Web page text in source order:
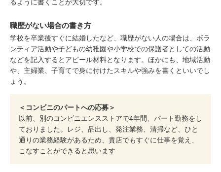
るように書くことが大切です。
職歴がない場合の書き方
学校を卒業後すぐに結婚したなど、職歴がない人の場合は、ボラ
ンティア活動や子どもの幼稚園や小学校での保護者としての活動
などを記入するとアピール材料となります。ほかにも、地域活動
や、主婦業、子育てで身に付けたスキルや強みを書くといいでし
ょう。
＜コンビニのパートへの応募＞
以前、別のコンビニエンスストアで4年間、パート勤務をし
ておりました。レジ、品出し、発注業務、清掃など、ひと
通りの業務経験があるため、貴店でもすぐに仕事を覚え、
こなすことができると思います